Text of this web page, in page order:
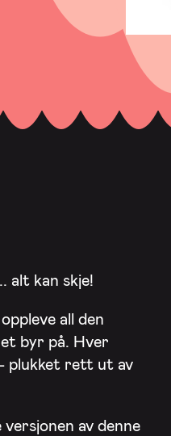
alt kan skje!
all den
byr på. Hver
- plukket rett ut av
av denne